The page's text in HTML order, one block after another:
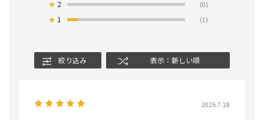
★ 2 (0)
★ 1 (1)
絞り込み 表示：新しい順
2026.7.18